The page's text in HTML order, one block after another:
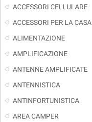
ACCESSORI CELLULARE
ACCESSORI PER LA CASA
ALIMENTAZIONE
AMPLIFICAZIONE
ANTENNE AMPLIFICATE
ANTENNISTICA
ANTINFORTUNISTICA
AREA CAMPER